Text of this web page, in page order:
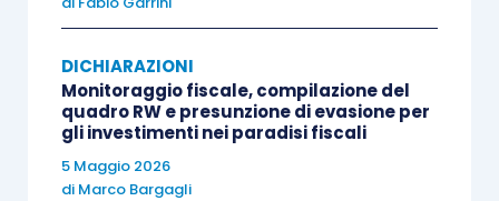
diassenza di dati da comunicare ai righi da
l’appositacasella RS382
prevista dal modello dichiarativo,risulta
presente nelle relative specifiche tecniche
nelsoftwaredi trasmissione Redditi PF
DICHIARAZIONI
Monitoraggio fiscale, compilazione del
quadro RW e presunzione di evasione per
gli investimenti nei paradisi fiscali
5 Maggio 2026
di Marco Bargagli